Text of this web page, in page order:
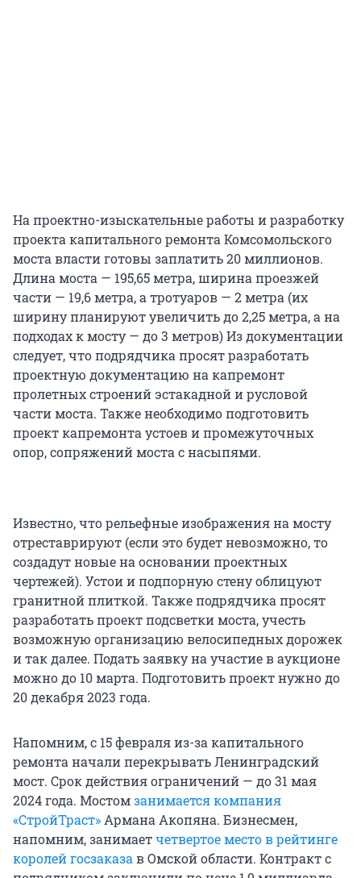
На проектно-изыскательные работы и разработку
проекта капитального ремонта Комсомольского
моста власти готовы заплатить 20 миллионов.
Длина моста — 195,65 метра, ширина проезжей
части — 19,6 метра, а тротуаров — 2 метра (их
ширину планируют увеличить до 2,25 метра, а на
подходах к мосту — до 3 метров) Из документации
следует, что подрядчика просят разработать
проектную документацию на капремонт
пролетных строений эстакадной и русловой
части моста. Также необходимо подготовить
проект капремонта устоев и промежуточных
опор, сопряжений моста с насыпями.
Известно, что рельефные изображения на мосту
отреставрируют (если это будет невозможно, то
создадут новые на основании проектных
чертежей). Устои и подпорную стену облицуют
гранитной плиткой. Также подрядчика просят
разработать проект подсветки моста, учесть
возможную организацию велосипедных дорожек
и так далее. Подать заявку на участие в аукционе
можно до 10 марта. Подготовить проект нужно до
20 декабря 2023 года.
Напомним, с 15 февраля из-за капитального
ремонта начали перекрывать Ленинградский
мост. Срок действия ограничений — до 31 мая
2024 года. Мостомзанимается компания
«СтройТраст»Армана Акопяна. Бизнесмен,
напомним, занимаетчетвертое место в рейтинге
королей госзаказав Омской области. Контракт с